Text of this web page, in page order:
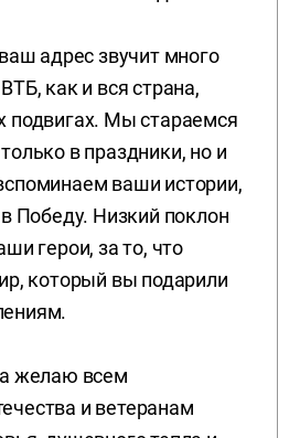
адрес звучит много
как и вся страна,
подвигах. Мы стараемся
в праздники, но и
ваши истории,
Победу. Низкий поклон
герои, за то, что
который вы подарили
желаю всем
и ветеранам